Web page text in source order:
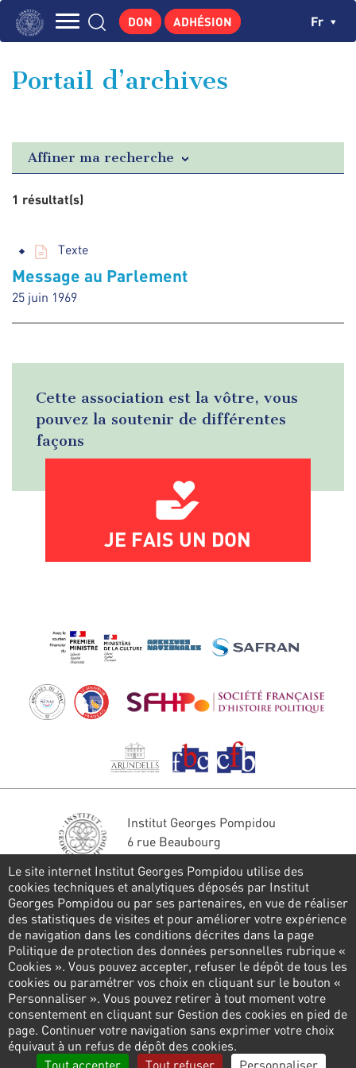
Aller
principale
GEORGES POMPIDOU
PUBLICATIONS
ACTUALITÉS
DON ADHÉSION Fr
Portail d’archives
Affiner ma recherche
1 résultat(s)
Texte
Message au Parlement
25 juin 1969
Cette association est la vôtre, vous
pouvez la soutenir de différentes
façons
JE FAIS UN DON
Institut Georges Pompidou
6 rue Beaubourg
Tél. : 01 44 78 41 22
Restons en contact
FORMULAIRE DE CONTACT
Suivez-nous
Pied
dePolitique de confidentialité Gestion des cookies
Panneau de gestion des cookies
Le site internet Institut Georges Pompidou utilise des
cookies techniques et analytiques déposés par Institut
Georges Pompidou ou par ses partenaires, en vue de réaliser
des statistiques de visites et pour améliorer votre expérience
de navigation dans les conditions décrites dans la page
Politique de protection des données personnelles rubrique «
Cookies ». Vous pouvez accepter, refuser le dépôt de tous les
cookies ou paramétrer vos choix en cliquant sur le bouton «
Personnaliser ». Vous pouvez retirer à tout moment votre
consentement en cliquant sur Gestion des cookies en pied de
page. Continuer votre navigation sans exprimer votre choix
équivaut à un refus de dépôt des cookies.
Tout accepter
Tout refuser Personnaliser